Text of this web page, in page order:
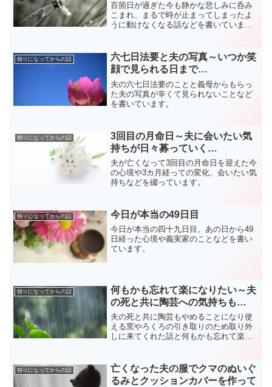
百箇日が過ぎた今も静かな悲しみに呑み
こまれ、まるで時が止まってしまったよ
うに動けなくなる話などを書いていま
独りになってからの話
六七日法要と夫の写真～いつか笑
顔で見られる日まで…
夫の六七日法要のことと義母からもらっ
た夫の写真が辛くて見られないことなど
を書いています。
独りになってからの話
3回目の月命日～夫に会いたい気
持ちが日々募っていく…
夫が亡くなって3回目の月命日を迎えた今
の心境や3カ月経っての変化、会いたい気
持ちなどを綴っています。
独りになってからの話 今日が本当の49日目
今日が本当の四十九日目。あの日から49
日経った心境や義実家のことなどを書い
ています。
独りになってからの話
何もかも忘れて楽になりたい～夫
の死と共に陶芸への気持ちも…
夫の死と共に陶芸もやめることになり使
える窯やろくろの引き取りのため取り外
しに来てくれた話と何もかも忘れて楽に
独りになってからの話
亡くなった夫の服でクマのぬいぐ
るみとクッションカバーを作って